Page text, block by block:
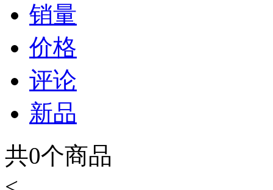
销量
价格
评论
新品
共0个商品